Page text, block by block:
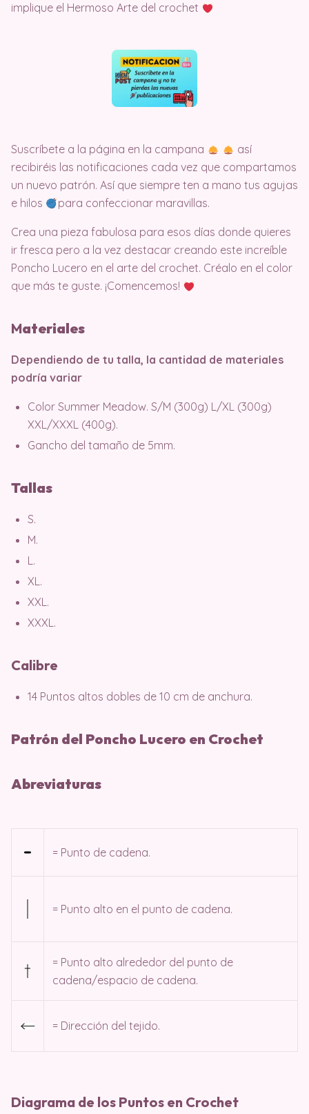
implique el Hermoso Arte del crochet
Suscríbete a la página en la campana
así
recibiréis las notificaciones cada vez que compartamos
un nuevo patrón. Así que siempre ten a mano tus agujas
e hilos
para confeccionar maravillas.
Crea una pieza fabulosa para esos días donde quieres
ir fresca pero a la vez destacar creando este increíble
Poncho Lucero en el arte del crochet. Créalo en el color
que más te guste. ¡Comencemos!
Materiales
Dependiendo de tu talla, la cantidad de materiales
podría variar
Color Summer Meadow. S/M (300g) L/XL (300g)
XXL/XXXL (400g).
Gancho del tamaño de 5mm.
Tallas
S.
M.
L.
XL.
XXL.
XXXL.
Calibre
14 Puntos altos dobles de 10 cm de anchura.
Patrón del Poncho Lucero en Crochet
Abreviaturas
= Punto de cadena.
= Punto alto en el punto de cadena.
= Punto alto alrededor del punto de
cadena/espacio de cadena.
= Dirección del tejido.
Diagrama de los Puntos en Crochet